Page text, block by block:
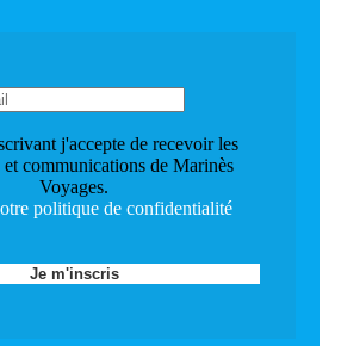
j'accepte de recevoir les
communications de Marinès
Voyages.
politique de confidentialité